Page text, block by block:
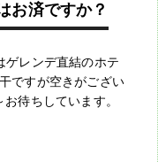
お済ですか？
レンデ直結のホテ
ですが空きがござい
待ちしています。